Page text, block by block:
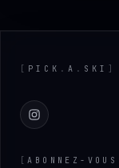
[ PICK . A . SKI ]
Instagram
[ABONNEZ-